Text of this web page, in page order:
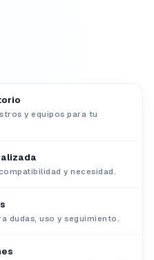
y equipos para tu
y necesidad.
dudas, uso y seguimiento.